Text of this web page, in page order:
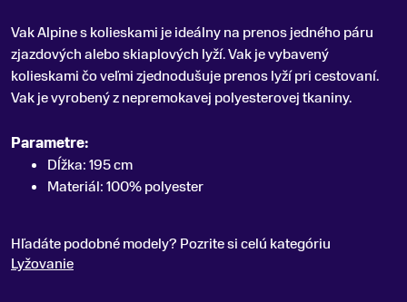
Vak Alpine s kolieskami je ideálny na prenos jedného páru
zjazdových alebo skiaplových lyží.Vak je vybavený
kolieskami čo veľmi zjednodušuje prenos lyží pri cestovaní.
Vak je vyrobený z nepremokavej polyesterovej tkaniny.
Parametre:
Dĺžka: 195 cm
Materiál: 100% polyester
Hľadáte podobné modely? Pozrite si celú kategóriu
Lyžovanie